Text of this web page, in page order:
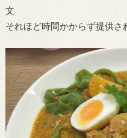
文
それほど時間かからず提供さ